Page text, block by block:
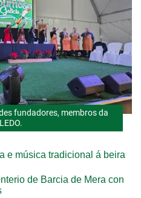
fundadores, membros da
e música tradicional á beira
de Barcia de Mera con